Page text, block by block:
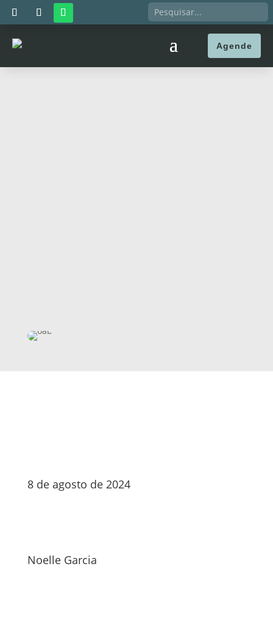
Agende
8 de agosto de 2024
Noelle Garcia